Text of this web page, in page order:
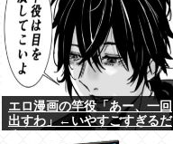
エロ漫画の竿役「あー、一回
出すわ」←いやすごすぎるだ